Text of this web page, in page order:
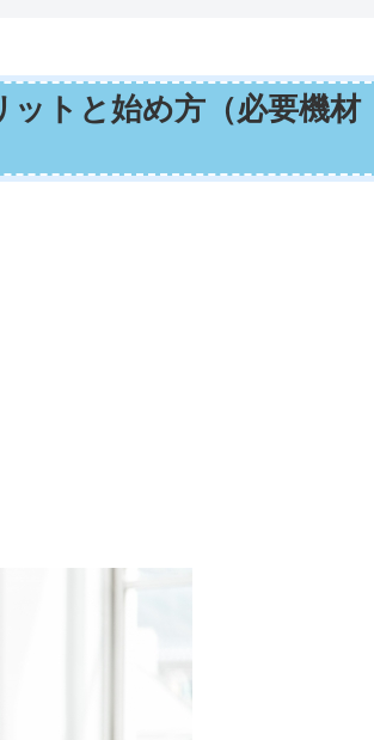
ットと始め方（必要機材